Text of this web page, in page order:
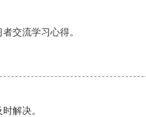
交流学习心得。
解决。